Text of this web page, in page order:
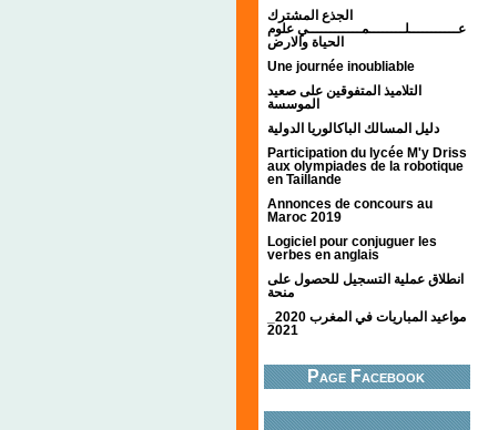
الجذع المشترك
عـــــــــــلــــــــمــــــــــــي علوم
الحياة والارض
Une journée inoubliable
التلاميذ المتفوقين على صعيد
الموسسة
دليل المسالك الباكالوريا الدولية
Participation du lycée M'y Driss
aux olympiades de la robotique
en Taillande
Annonces de concours au
Maroc 2019
Logiciel pour conjuguer les
verbes en anglais
انطلاق عملية التسجيل للحصول على
منحة
2021
Page Facebook